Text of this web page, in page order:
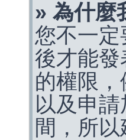
» 為什麼
您不一
後才能
的權限
以及申
間，所以